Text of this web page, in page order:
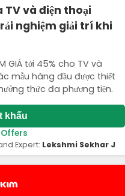
TV và điện thoại
nghiệm giải trí khi
GIÁ tới 45% cho TV và
mẫu hàng đầu được thiết
thức đa phương tiện.
khấu
Expert: Lekshmi Sekhar J